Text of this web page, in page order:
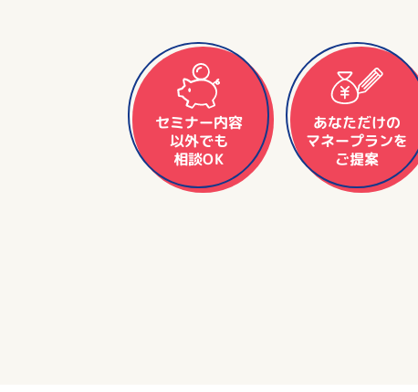
セミナー内容
以外でも
相談OK
あなただけの
マネープランを
ご提案